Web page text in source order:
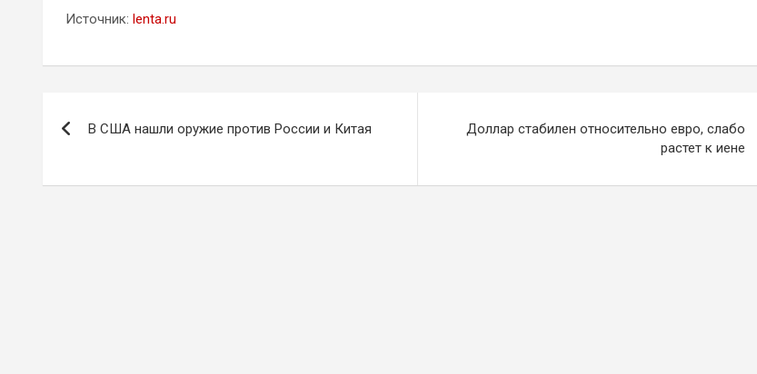
Источник: lenta.ru
по
записям
В США нашли оружие против России и Китая
Доллар стабилен относительно евро, слабо
растет к иене